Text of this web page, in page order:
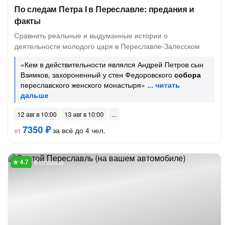
По следам Петра I в Переславле: предания и
факты
Сравнить реальные и выдуманные истории о
деятельности молодого царя в Переславле-Залесском
«Кем в действительности являлся Андрей Петров сын
Взимков, захороненный у стен Федоровского собора
переславского женского монастыря»
12 авг в 10:00
13 авг в 10:00
от7350 ₽за всё до 4 чел.
8 отзывов